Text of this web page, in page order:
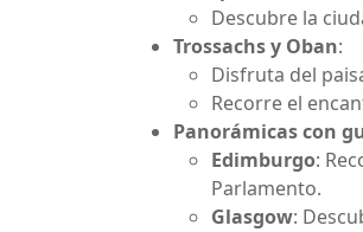
Descubre la
Trossachs y Oban:
Disfruta del
Recorre el
Panorámicas con
Edimburgo:
Parlamento.
Glasgow: